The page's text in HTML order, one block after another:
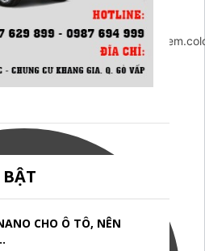
CHO Ô TÔ, NÊN
item-1';arcItem.class='msg-